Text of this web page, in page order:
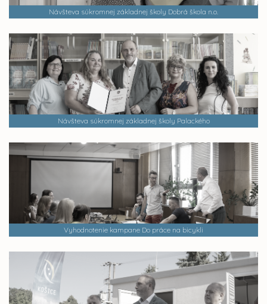
Návšteva súkromnej základnej školy Dobrá škola n.o.
Návšteva súkromnej základnej školy Palackého
Vyhodnotenie kampane Do práce na bicykli